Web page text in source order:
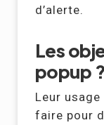
d’alerte.
Les
popup ?
Leur
faire pour